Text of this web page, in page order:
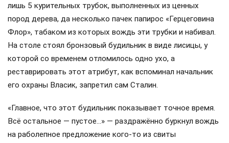
лишь 5 курительных трубок, выполненных из ценных
пород дерева, да несколько пачек папирос «Герцеговина
Флор», табаком из которых вождь эти трубки и набивал.
На столе стоял бронзовый будильник в виде лисицы, у
которой со временем отломилось одно ухо, а
реставрировать этот атрибут, как вспоминал начальник
его охраны Власик, запретил сам Сталин.
«Главное, что этот будильник показывает точное время.
Всё остальное — пустое…» — раздражённо буркнул вождь
на раболепное предложение кого-то из свиты